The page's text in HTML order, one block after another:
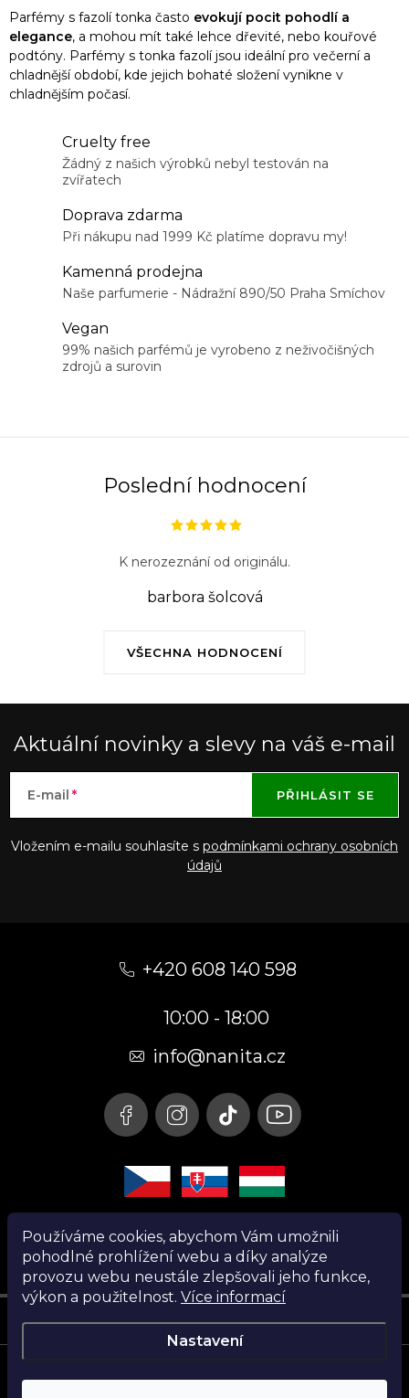
Používáme cookies, abychom Vám umožnili
pohodlné prohlížení webu a díky analýze
provozu webu neustále zlepšovali jeho funkce,
výkon a použitelnost. Více informací
Nastavení
v
l
á
d
Parfémy s fazolí tonka často evokují pocit pohodlí a
elegance, a mohou mít také lehce dřevité, nebo kouřové
podtóny. Parfémy s tonka fazolí jsou ideální pro večerní a
chladnější období, kde jejich bohaté složení vynikne v
chladnějším počasí.
Cruelty free
Žádný z našich výrobků nebyl testován na
zvířatech
Doprava zdarma
Při nákupu nad 1999 Kč platíme dopravu my!
Kamenná prodejna
Naše parfumerie - Nádražní 890/50 Praha Smíchov
Vegan
99% našich parfémů je vyrobeno z neživočišných
zdrojů a surovin
Poslední hodnocení
VŠECHNA HODNOCENÍ
K nerozeznání od originálu.
barbora šolcová
Aktuální novinky a slevy na váš e-mail
E-mail
Vložením e-mailu souhlasíte s podmínkami ochrany osobních
údajů
PŘIHLÁSIT SE
+420 608 140 598
10:00 - 18:00
info@nanita.cz
Instagram
Copyright 2026Nanita.cz. Všechna práva vyhrazena.